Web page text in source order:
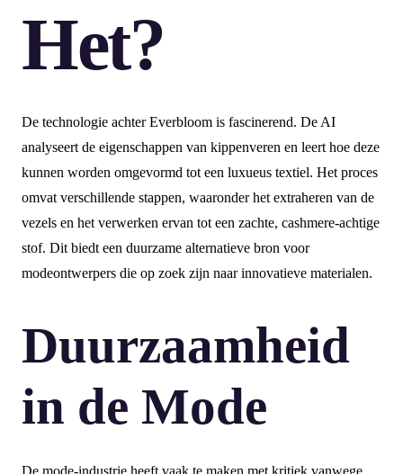
Het?
De technologie achter Everbloom is fascinerend. De AI
analyseert de eigenschappen van kippenveren en leert hoe deze
kunnen worden omgevormd tot een luxueus textiel. Het proces
omvat verschillende stappen, waaronder het extraheren van de
vezels en het verwerken ervan tot een zachte, cashmere-achtige
stof. Dit biedt een duurzame alternatieve bron voor
modeontwerpers die op zoek zijn naar innovatieve materialen.
Duurzaamheid
in de Mode
De mode-industrie heeft vaak te maken met kritiek vanwege